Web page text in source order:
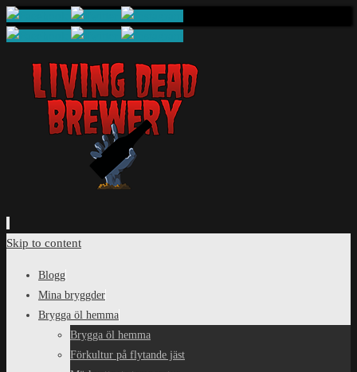
Skip to content
Blogg
Mina bryggder
Brygga öl hemma
Brygga öl hemma
Förkultur på flytande jäst